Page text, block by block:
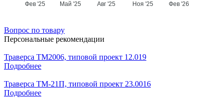
Фев '25 Май '25 Авг '25 Ноя '25 Фев '26
Вопрос по товару
Персональные рекомендации
Траверса ТМ2006, типовой проект 12.019
Подробнее
Траверса ТМ-21П, типовой проект 23.0016
Подробнее